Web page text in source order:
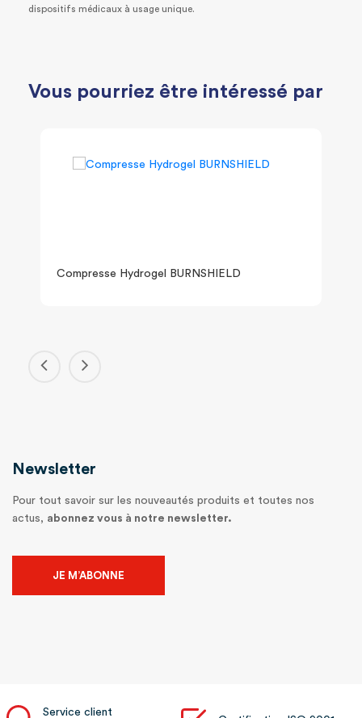
dispositifs médicaux à usage unique.
Vous pourriez être intéressé par
Compresse Hydrogel BURNSHIELD
Newsletter
Pour tout savoir sur les nouveautés produits et toutes nos
actus, abonnez vous à notre newsletter.
JE M’ABONNE
Service client